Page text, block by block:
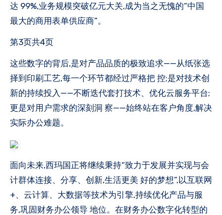
达 99%,业务规模突破亿元大关,成为当之无愧的“中国
最大的商用表单供应商”。
第3页共4页
这些数字的背后,是对产品品质的极致追求——从纸张选
择到印刷工艺,每一个环节都经过严格把 控;是对技术创
新的持续投入——不断迭代套打技术、优化云服务平台;
更是对用户需求的深刻洞 察——始终站在客户角度,解决
实际办公难题。
面向未来,西玛国正将继续秉持“致力于发展并实现与会
计群体连接、分享、创新,生活更美 好的梦想”,以互联网
+、云计算、大数据等技术为引擎,持续优化产品与服
务,巩固财务办公领导 地位。在财务办公数字化转型的